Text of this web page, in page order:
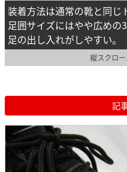
装着方法は通常の靴と同じ
足囲サイズにはやや広めの
足の出し入れがしやすい。
縦スクロ
記